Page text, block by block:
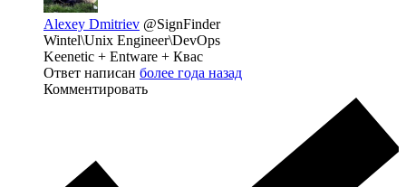
Alexey Dmitriev @SignFinder
Wintel\Unix Engineer\DevOps
Keenetic + Entware + Квас
Ответ написан более года назад
Комментировать